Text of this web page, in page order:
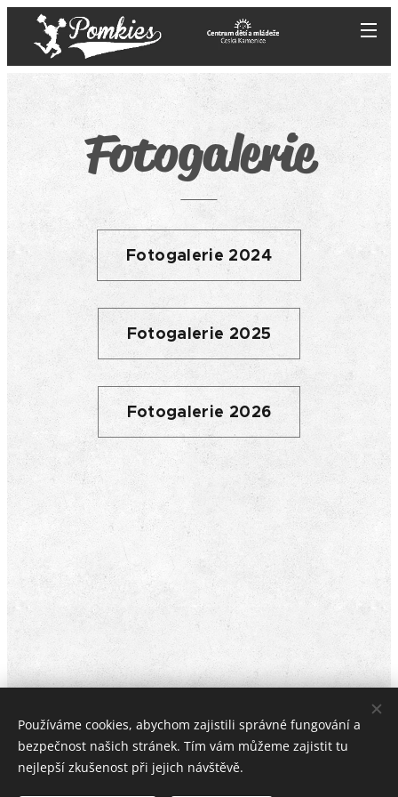
Fotogalerie
Fotogalerie 2024
Fotogalerie 2025
Fotogalerie 2026
Používáme cookies, abychom zajistili správné fungování a
bezpečnost našich stránek. Tím vám můžeme zajistit tu
nejlepší zkušenost při jejich návštěvě.